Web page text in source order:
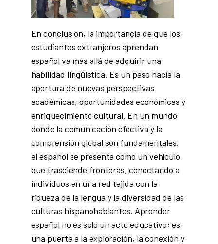
En conclusión, la importancia de que los
estudiantes extranjeros aprendan
español va más allá de adquirir una
habilidad lingüística. Es un paso hacia la
apertura de nuevas perspectivas
académicas, oportunidades económicas y
enriquecimiento cultural. En un mundo
donde la comunicación efectiva y la
comprensión global son fundamentales,
el español se presenta como un vehículo
que trasciende fronteras, conectando a
individuos en una red tejida con la
riqueza de la lengua y la diversidad de las
culturas hispanohablantes. Aprender
español no es solo un acto educativo; es
una puerta a la exploración, la conexión y